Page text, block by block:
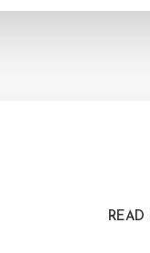
READ